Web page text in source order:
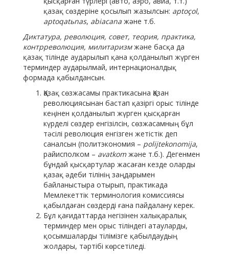
қазақ сөздеріне қосылып жазылсын: aptoçol,
aptoqatьnas, abiacana және т.б.
Диктатура, революция, совет, теория, практика,
контрреволюция, милитаризмжәне басқа да
қазақ тілінде аударылып қана қолданылып жүрген
терминдер аударылмай, интернационалдық
формада қабылдансын.
Қазақ сөзжасамы практикасына Қазан
революциясынан бастап қазіргі орыс тілінде
кеңінен қолданылып жүрген қысқарған
күрделі сөздер енгізілсін, сөзжасамның бұл
тәсілі революция енгізген жетістік деп
саналсын (политэкономия – polijtekonomija,
райисполком – avatkomжәне т.б.). Дегенмен
бұндай қысқартулар жасаған кезде оларды
қазақ әдеби тілінің заңдарымен
байланыстыра отырып, практикада
Мемлекеттік терминология комиссиясы
қабылдаған сөздерді ғана пайдалану керек.
Бұл қағидаттарда негізінен халықаралық
терминдер мен орыс тіліндегі атауларды,
қосымшаларды тілімізге қабылдаудың
жолдары, тәртібі көрсетіледі.